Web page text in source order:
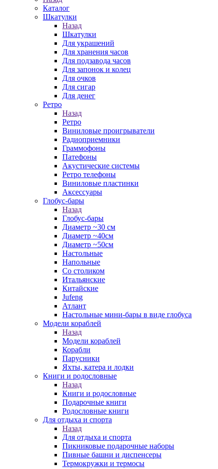
Каталог
Шкатулки
Назад
Шкатулки
Для украшений
Для хранения часов
Для подзавода часов
Для запонок и колец
Для очков
Для сигар
Для денег
Ретро
Назад
Ретро
Виниловые проигрыватели
Радиоприемники
Граммофоны
Патефоны
Акустические системы
Ретро телефоны
Виниловые пластинки
Аксессуары
Глобус-бары
Назад
Глобус-бары
Диаметр ~30 см
Диаметр ~40см
Диаметр ~50см
Настольные
Напольные
Со столиком
Итальянские
Китайские
Jufeng
Атлант
Настольные мини-бары в виде глобуса
Модели кораблей
Назад
Модели кораблей
Корабли
Парусники
Яхты, катера и лодки
Книги и родословные
Назад
Книги и родословные
Подарочные книги
Родословные книги
Для отдыха и спорта
Назад
Для отдыха и спорта
Пикниковые подарочные наборы
Пивные башни и диспенсеры
Термокружки и термосы